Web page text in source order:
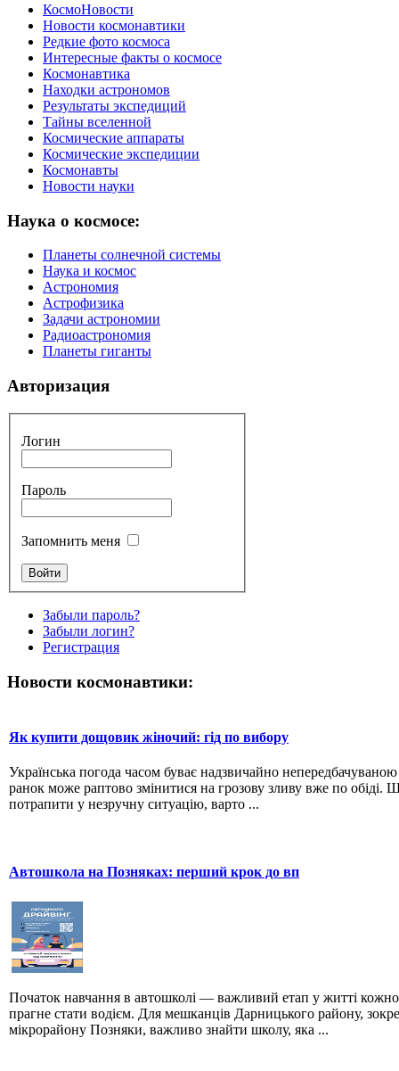
КосмоНовости
Новости космонавтики
Редкие фото космоса
Интересные факты о космосе
Космонавтика
Находки астрономов
Результаты экспедиций
Тайны вселенной
Космические аппараты
Космические экспедиции
Космонавты
Новости науки
Наука о космосе:
Планеты солнечной системы
Наука и космос
Астрономия
Астрофизика
Задачи астрономии
Радиоастрономия
Планеты гиганты
Авторизация
Логин
Пароль
Запомнить меня
Забыли пароль?
Забыли логин?
Регистрация
Новости космонавтики:
Як купити дощовик жіночий: гід по вибору
Українська погода часом буває надзвичайно
ранок може раптово змінитися на грозову зливу вже по обіді.
потрапити у незручну ситуацію, варто ...
Автошкола на Позняках: перший крок до вп
Початок навчання в автошколі — важливий етап у житті
прагне стати водієм. Для мешканців Дарницького району,
мікрорайону Позняки, важливо знайти школу, яка ...